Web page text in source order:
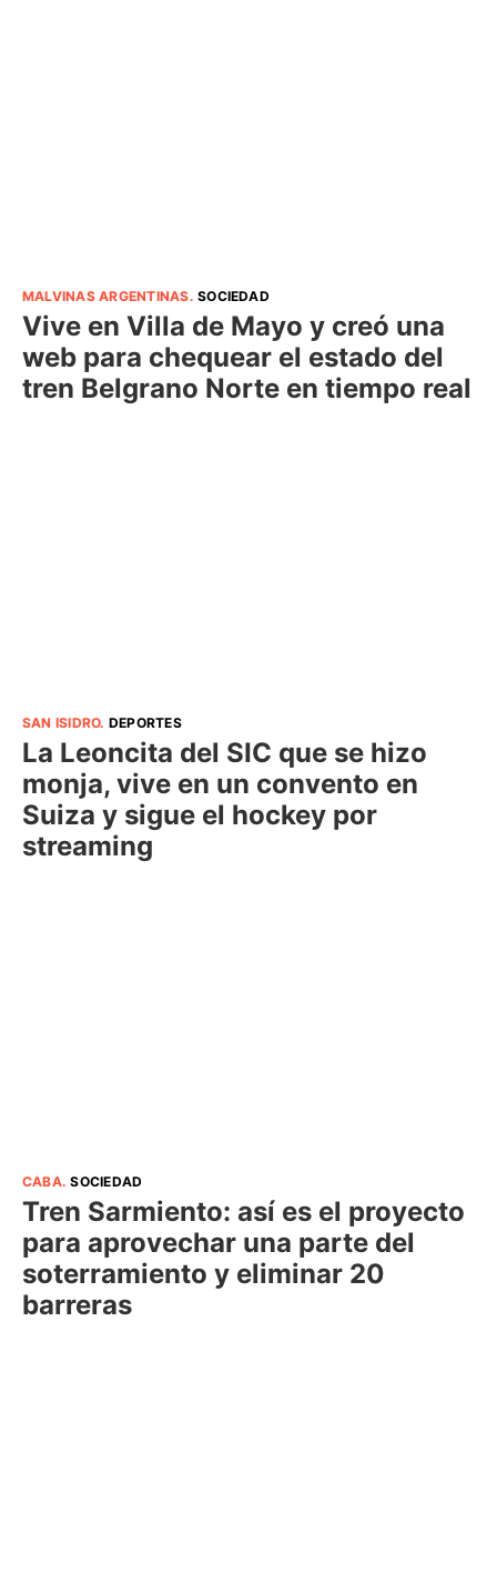
MALVINAS ARGENTINAS.SOCIEDAD
Vive en Villa de Mayo y creó una
web para chequear el estado del
tren Belgrano Norte en tiempo real
SAN ISIDRO. DEPORTES
La Leoncita del SIC que se hizo
monja, vive en un convento en
Suiza y sigue el hockey por
streaming
CABA.SOCIEDAD
Tren Sarmiento: así es el proyecto
para aprovechar una parte del
soterramiento y eliminar 20
barreras